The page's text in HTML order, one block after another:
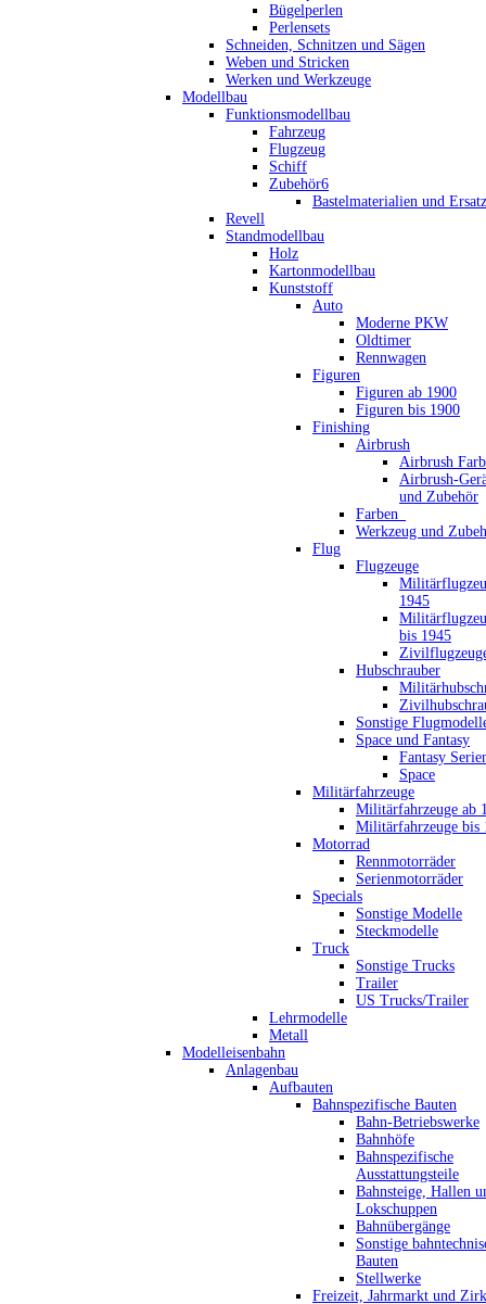
Bügelperlen
Perlensets
Schneiden, Schnitzen und Sägen
Weben und Stricken
Werken und Werkzeuge
Modellbau
Funktionsmodellbau
Fahrzeug
Flugzeug
Schiff
Zubehör6
Bastelmaterialien und
Revell
Standmodellbau
Holz
Kartonmodellbau
Kunststoff
Auto
Moderne PKW
Oldtimer
Rennwagen
Figuren
Figuren ab 1900
Figuren bis 1900
Finishing
Airbrush
Airbrush
Airbrush-
und Zubehör
Farben_
Werkzeug und
Flug
Flugzeuge
1945
bis 1945
Hubschrauber
Sonstige
Space und Fantasy
Fantasy
Space
Militärfahrzeuge
Militärfahrzeuge ab
Militärfahrzeuge bis
Motorrad
Rennmotorräder
Serienmotorräder
Specials
Sonstige Modelle
Steckmodelle
Truck
Sonstige Trucks
Trailer
US Trucks/Trailer
Lehrmodelle
Metall
Modelleisenbahn
Anlagenbau
Aufbauten
Bahnspezifische Bauten
Bahn-Betriebswerke
Bahnhöfe
Bahnspezifische
Ausstattungsteile
Bahnsteige, Hallen
Lokschuppen
Bahnübergänge
Sonstige
Bauten
Stellwerke
Freizeit, Jahrmarkt und